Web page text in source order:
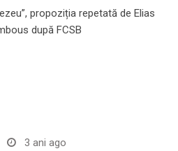
3 ani ago